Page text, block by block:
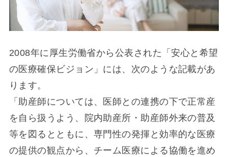
2008年に厚生労働省から公表された「安心と希望
の医療確保ビジョン」には、次のような記載があ
ります。
「助産師については、医師との連携の下で正常産
を自ら扱うよう、院内助産所・助産師外来の普及
等を図るとともに、専門性の発揮と効率的な医療
の提供の観点から、チーム医療による協働を進め